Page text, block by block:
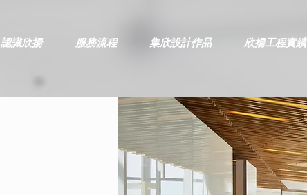
認識欣揚 服務流程 集欣設計作品 欣揚工程實績